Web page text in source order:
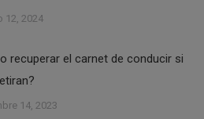
12, 2024
recuperar el carnet de conducir si
14, 2023